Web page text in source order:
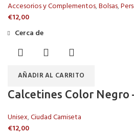
Accesorios y Complementos,Bolsas,
€12,00
AÑADIR AL CARRITO
Cerca de
Calcetines Color Negro
Unisex,Ciudad Camiseta
€12,00